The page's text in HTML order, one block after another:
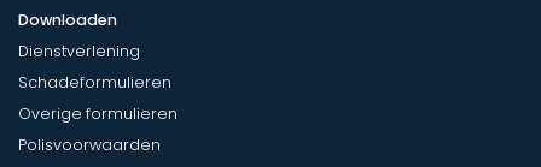
Downloaden
Dienstverlening
Schadeformulieren
Overige formulieren
Polisvoorwaarden